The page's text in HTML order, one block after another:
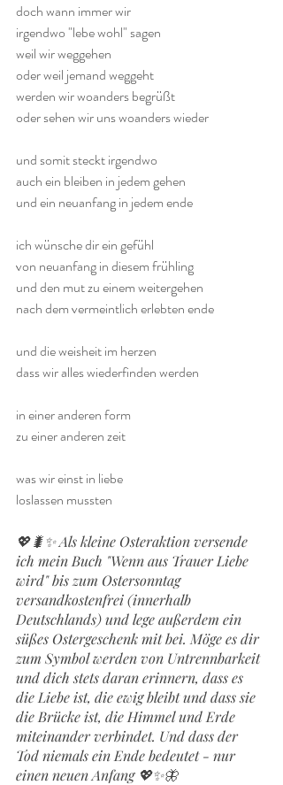
doch wann immer wir
irgendwo "lebe wohl" sagen
weil wir weggehen
oder weil jemand weggeht
werden wir woanders begrüßt
oder sehen wir uns woanders wieder
und somit steckt irgendwo
auch ein bleiben in jedem gehen
und ein neuanfang in jedem ende
ich wünsche dir ein gefühl
von neuanfang in diesem frühling
und den mut zu einem weitergehen
nach dem vermeintlich erlebten ende
und die weisheit im herzen
dass wir alles wiederfinden werden
in einer anderen form
zu einer anderen zeit
was wir einst in liebe
loslassen mussten
💖🐛✨️ Als kleine Osteraktion versende
ich mein Buch "Wenn aus Trauer Liebe
wird" bis zum Ostersonntag
versandkostenfrei (innerhalb
Deutschlands) und lege außerdem ein
süßes Ostergeschenk mit bei. Möge es dir
zum Symbol werden von Untrennbarkeit
und dich stets daran erinnern, dass es
die Liebe ist, die ewig bleibt und dass sie
die Brücke ist, die Himmel und Erde
miteinander verbindet. Und dass der
Tod niemals ein Ende bedeutet - nur
einen neuen Anfang 💖✨️🦋